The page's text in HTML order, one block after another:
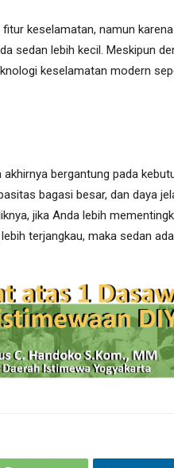
keselamatan, namun
sedan lebih kecil. Meskipun
keselamatan modern
bergantung pada
bagasi besar, dan daya
jika Anda lebih
terjangkau, maka sedan